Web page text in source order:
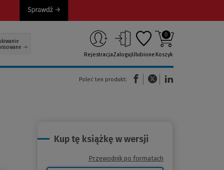
RejestracjaZalogujUlubione
0
Koszyk
Poleć ten produkt:
(Nowe okno)(Link do innej strony)
Kup tę książkę w wersji
Przewodnik po formatach